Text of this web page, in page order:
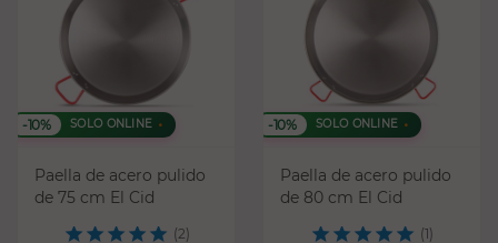
-10% SOLO ONLINE
Paella de acero pulido
de 75 cm El Cid
(2)
-10% SOLO ONLINE
Paella de acero pulido
de 80 cm El Cid
(1)